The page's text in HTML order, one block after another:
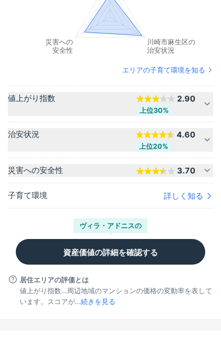
エリアの子育て環境を知る
値上がり指数 2.90
上位30%
治安状況 4.60
上位20%
災害への安全性 3.70
子育て環境 詳しく知る
ヴィラ・アドニスの
資産価値の詳細を確認する
居住エリアの評価とは
値上がり指数…周辺地域のマンションの価格の変動率を表して
います。スコアが...続きを見る